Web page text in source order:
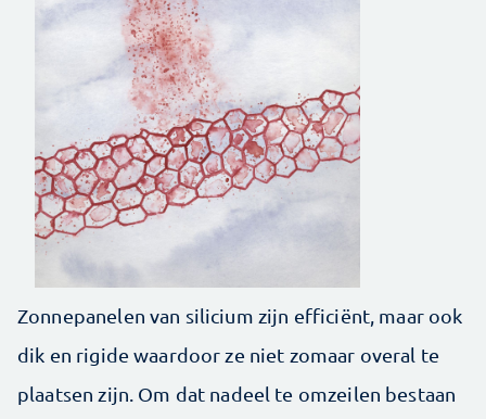
Zonnepanelen van silicium zijn efficiënt, maar ook
dik en rigide waardoor ze niet zomaar overal te
plaatsen zijn. Om dat nadeel te omzeilen bestaan